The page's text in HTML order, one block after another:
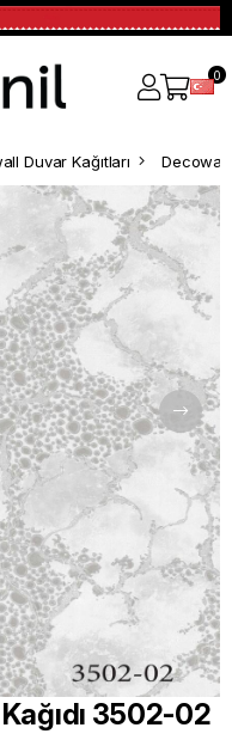
0
Duvar Kağıtları Decowall
3502-02